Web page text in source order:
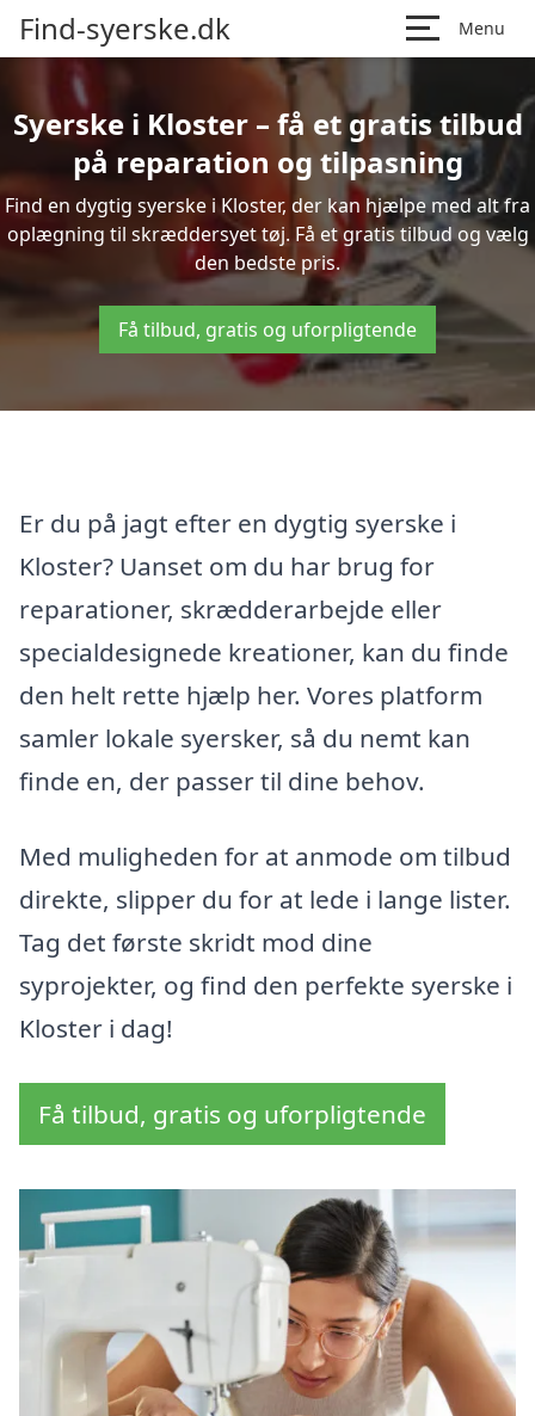
Find-syerske.dk Menu
Syerske i Kloster – få et gratis tilbud
på reparation og tilpasning
Find en dygtig syerske i Kloster, der kan hjælpe med alt fra
oplægning til skræddersyet tøj. Få et gratis tilbud og vælg
den bedste pris.
Få tilbud, gratis og uforpligtende
Er du på jagt efter en dygtig syerske i
Kloster? Uanset om du har brug for
reparationer, skrædderarbejde eller
specialdesignede kreationer, kan du finde
den helt rette hjælp her. Vores platform
samler lokale syersker, så du nemt kan
finde en, der passer til dine behov.
Med muligheden for at anmode om tilbud
direkte, slipper du for at lede i lange lister.
Tag det første skridt mod dine
syprojekter, og find den perfekte syerske i
Kloster i dag!
Få tilbud, gratis og uforpligtende